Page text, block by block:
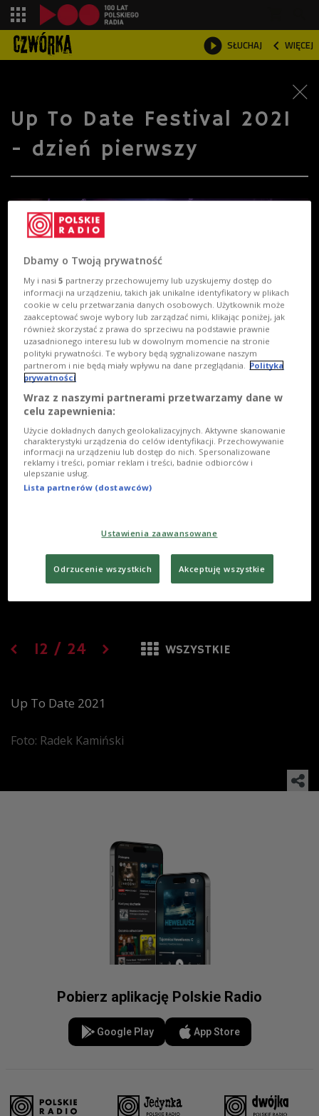
 SŁUCHAJ  WIĘCEJ

Up To Date Festival 2021
- dzień pierwszy
12 / 24 WSZYSTKIE
Up To Date 2021
Foto: Radek Kamiński
Pobierz aplikację Polskie Radio
Google Play App Store
Dbamy o Twoją prywatność
My i nasi5 partnerzy przechowujemy lub uzyskujemy dostęp do
informacji na urządzeniu, takich jak unikalne identyfikatory w plikach
cookie w celu przetwarzania danych osobowych. Użytkownik może
zaakceptować swoje wybory lub zarządzać nimi, klikając poniżej, jak
również skorzystać z prawa do sprzeciwu na podstawie prawnie
uzasadnionego interesu lub w dowolnym momencie na stronie
polityki prywatności. Te wybory będą sygnalizowane naszym
partnerom i nie będą miały wpływu na dane przeglądania. Polityka
prywatności
Wraz z naszymi partnerami przetwarzamy dane w
celu zapewnienia:
Użycie dokładnych danych geolokalizacyjnych. Aktywne skanowanie
charakterystyki urządzenia do celów identyfikacji. Przechowywanie
informacji na urządzeniu lub dostęp do nich. Spersonalizowane
reklamy i treści, pomiar reklam i treści, badnie odbiorców i
ulepszanie usług.
Lista partnerów (dostawców)
Ustawienia zaawansowane
Odrzucenie wszystkich Akceptuję wszystkie